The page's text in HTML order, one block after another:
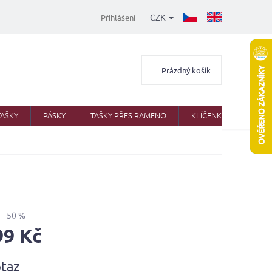
CZK
Přihlášení
Nákupní
Prázdný košík
PÁSKY TAŠKY PŘES RAMENO KLÍČENKY
–50 %
Kč